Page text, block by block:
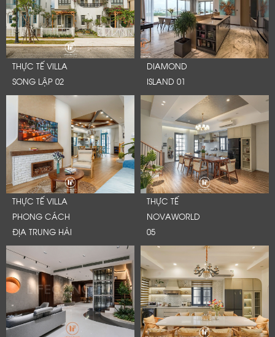
THỰC TẾ VILLA
SONG LẬP 02
DIAMOND
ISLAND 01
THỰC TẾ VILLA
PHONG CÁCH
ĐỊA TRUNG HẢI
THỰC TẾ
NOVAWORLD
05